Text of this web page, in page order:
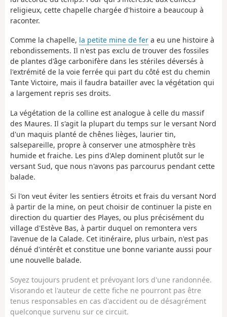
religieux, cette chapelle chargée d'histoire a beaucoup à
raconter.
Comme la chapelle, la petite mine de fer a eu une histoire à
rebondissements. Il n'est pas exclu de trouver des fossiles
de plantes d'âge carbonifère dans les stériles déversés à
l'extrémité de la voie ferrée qui part du côté est du chemin
Tante Victoire, mais il faudra batailler avec la végétation qui
a largement repris ses droits.
La végétation de la colline est analogue à celle du massif
des Maures. Il s'agit la plupart du temps sur le versant Nord
d'un maquis planté de chênes lièges, laurier tin,
salsepareille, propre à conserver une atmosphère très
humide et fraiche. Les pins d'Alep dominent plutôt sur le
versant Sud, que nous n'avons pas parcourus pendant cette
balade.
Si l'on veut éviter les sentiers étroits et frais du versant Nord
à partir de la mine, on peut choisir de continuer la piste en
direction du quartier des Playes, ou plus précisément du
village d'Estève Bas, à partir duquel on remontera vers
l'avenue de la Calade. Cet itinéraire, plus urbain, n'est pas
dénué d'intérêt et constitue une bonne variante aussi pour
une nouvelle balade.
Soyez toujours prudent et prévoyant lors d'une randonnée.
Visorando et l'auteur de cette fiche ne pourront pas être
tenus responsables en cas d'accident ou de désagrément
quelconque survenu sur ce circuit.